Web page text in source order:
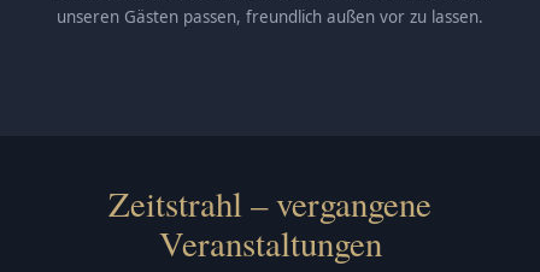
unseren Gästen passen, freundlich außen vor zu lassen.
Zeitstrahl – vergangene
Veranstaltungen